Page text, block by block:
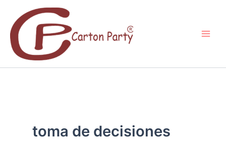
contenido
toma de decisiones